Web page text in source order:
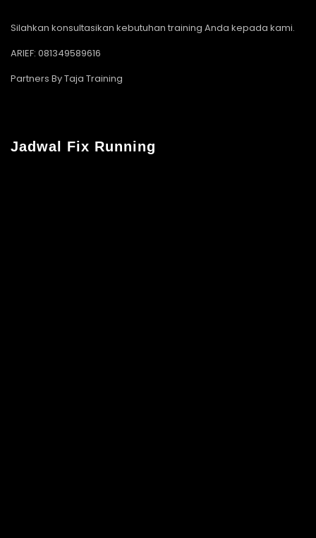
Silahkan konsultasikan kebutuhan training Anda kepada kami.
ARIEF: 081349589616
Partners By Taja Training
Jadwal Fix Running